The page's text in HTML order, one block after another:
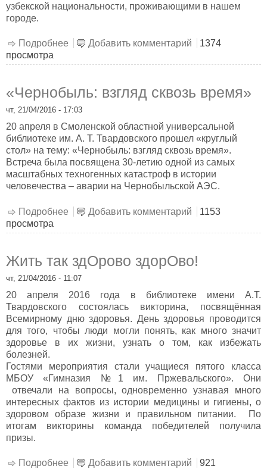
узбекской национальности, проживающими в нашем
городе.
Подробнее о Дни узбекской культуры
Добавить комментарий
1374
просмотра
«Чернобыль: взгляд сквозь время»
чт, 21/04/2016 - 17:03
20 апреля в Смоленской областной универсальной
библиотеке им. А. Т. Твардовского прошел «круглый
стол» на тему: «Чернобыль: взгляд сквозь время».
Встреча была посвящена 30-летию одной из самых
масштабных техногенных катастроф в истории
человечества – аварии на Чернобыльской АЭС.
Подробнее о «Чернобыль: взгляд сквозь время»
Добавить комментарий
1153
просмотра
Жить так здОрово здорОво!
чт, 21/04/2016 - 11:07
20 апреля 2016 года в библиотеке имени А.Т.
Твардовского состоялась викторина, посвящённая
Всемирному дню здоровья. День здоровья проводится
для того, чтобы люди могли понять, как много значит
здоровье в их жизни, узнать о том, как избежать
болезней.
Гостями мероприятия стали учащиеся пятого класса
МБОУ «Гимназия №1 им. Пржевальского». Они
отвечали на вопросы, одновременно узнавая много
интересных фактов из истории медицины и гигиены, о
здоровом образе жизни и правильном питании. По
итогам викторины команда победителей получила
призы.
Подробнее о Жить так здОрово здорОво!
Добавить комментарий
921